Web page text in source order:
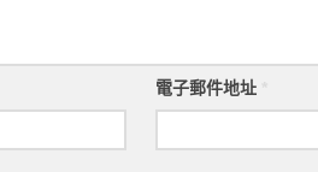
電子郵件地址